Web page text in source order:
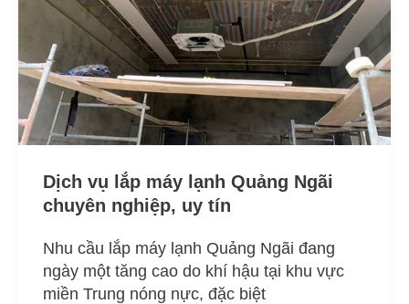
Dịch vụ lắp máy lạnh Quảng Ngãi
chuyên nghiệp, uy tín
Nhu cầu lắp máy lạnh Quảng Ngãi đang
ngày một tăng cao do khí hậu tại khu vực
miền Trung nóng nực, đặc biệt
Ngãi
chuyên
nghiệp,
uy
tín